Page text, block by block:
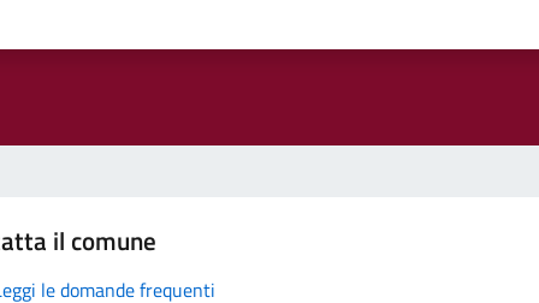
il comune
le domande frequenti